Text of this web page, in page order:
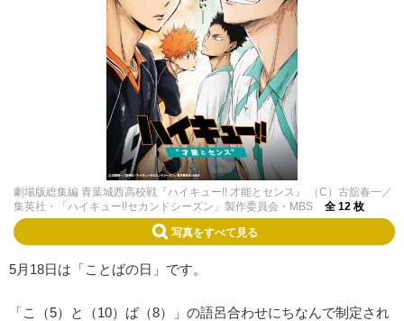
劇場版総集編 青葉城西高校戦『ハイキュー!! 才能とセンス』 （C）古舘春一／
集英社・「ハイキュー!!セカンドシーズン」製作委員会・MBS
全 12 枚
写真をすべて見る
5月18日は「ことばの日」です。
「こ（5）と（10）ば（8）」の語呂合わせにちなんで制定され